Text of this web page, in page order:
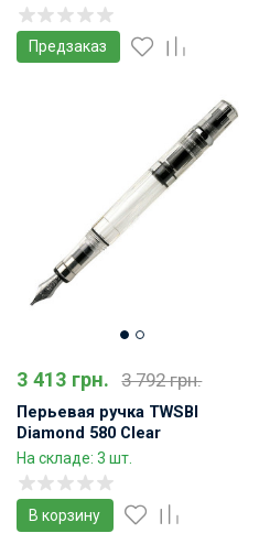
Предзаказ
3 413 грн. 3 792 грн.
Перьевая ручка TWSBI
Diamond 580 Clear
Демонстратор
На складе: 3 шт.
В корзину